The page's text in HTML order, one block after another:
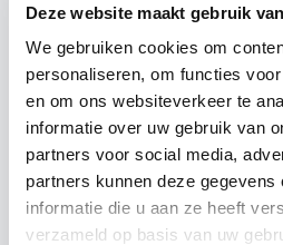
Deze website maakt gebruik
We gebruiken cookies om
personaliseren, om functies
en om ons websiteverkeer te
informatie over uw gebruik van
partners voor social media,
partners kunnen deze
informatie die u aan ze heeft
verzameld op basis van uw
200
500 € 0,70
750 € 0,53